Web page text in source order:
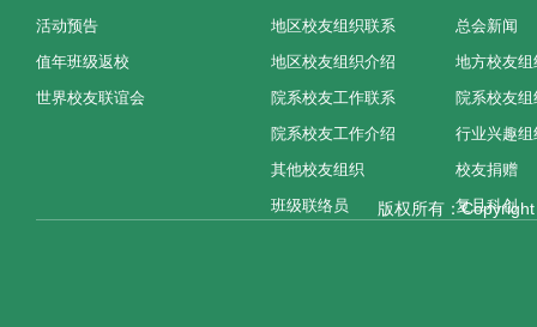
活动预告
值年班级返校
世界校友联谊会
地区校友组织联系
地区校友组织介绍
院系校友工作联系
院系校友工作介绍
其他校友组织
班级联络员
总会新闻
地方校友组
院系校友组
行业兴趣组
校友捐赠
复旦科创
版权所有：